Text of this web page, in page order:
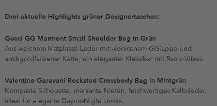
Drei aktuelle Highlights grüner Designertaschen:
Gucci GG Marmont Small Shoulder Bag in Grün
Aus weichem Matelassé-Leder mit ikonischem GG-Logo und
antikgoldfarbener Kette, ein eleganter Klassiker mit Retro-Vibes.
Valentino Garavani Rockstud Crossbody Bag in Mintgrün
Kompakte Silhouette, markante Nieten, hochwertiges Kalbsleder,
ideal für elegante Day-to-Night Looks.